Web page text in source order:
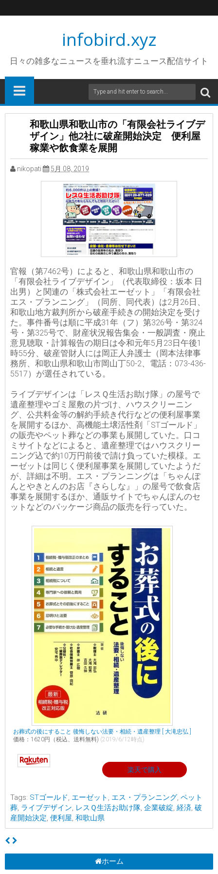
infobird.xyz
日々の雑多なニュースを垂れ流すニュース配信サイト
和歌山県和歌山市の「有限会社ライブデ
ザイン」他2社に破産開始決定 便利屋
稼業や飲食業を展開
nikopati 5月 08, 2019
官報（第7462号）によると、和歌山県和歌山市の
「有限会社ライブデザイン」（代表取締役：坂本 日
出男）と関連の「株式会社エーゼット」「有限会社
エス・プランニング」（同所、同代表）は2月26日、
和歌山地方裁判所から破産手続きの開始決定を受け
た。事件番号は順に平成31年（フ）第326号・第324
号・第325号で、財産状況報告集会・一般調査・廃止
意見聴取・計算報告の期日は令和元年5月23日午後1
時55分、破産管財人には岡正人弁護士（岡本法律事
務所、和歌山県和歌山市岡山丁50-2、電話：073-436-
5517）が選任されている。
ライブデザインは「レスＱ生活お助け隊」の屋号で
遺産整理やゴミ屋敷の片づけ、ハウスクリーニン
グ、公共料金等の解約手続き代行などの便利屋事業
を展開するほか、高機能土壌活性剤「STゴールド」
の販売やペット葬などの事業も展開していた。口コ
ミサイトなどによると、遺産整理ではハウスクリー
ニング込で約10万円前後で請け負っていた模様。エ
ーゼットは同じく便利屋事業を展開していたようだ
が、詳細は不明。エス・プランニングは「ちゃんぽ
んとやきとんのお店『さらしな』」の屋号で飲食店
事業を展開するほか、通販サイトでちゃんぽんのセ
ットなどのパッケージ商品の販売を行っていた。
お葬式の後にすること 後悔しない法要・相続・遺産整理 [ 大滝忠弘 ]
価格：1620円（税込、送料無料) (2019/6/12時点)
楽天で購入
Tags: STゴールド, エーゼット , エス・プランニング, ペット
葬, ライブデザイン, レスＱ生活お助け隊, 企業破綻, 経済, 破
産開始決定, 便利屋, 和歌山県
ホーム